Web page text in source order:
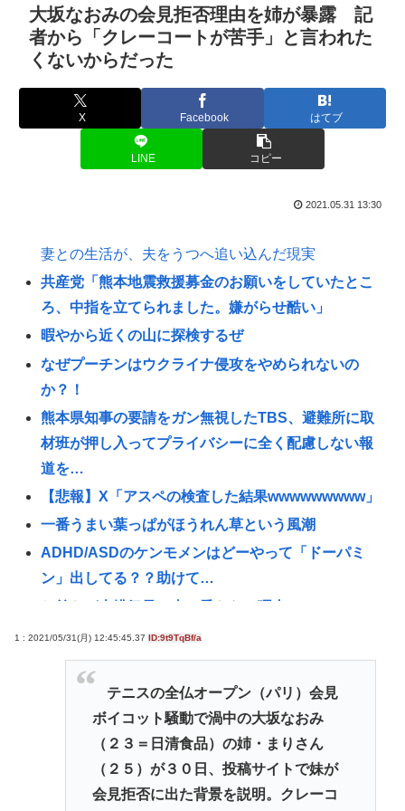
大坂なおみの会見拒否理由を姉が暴露 記
者から「クレーコートが苦手」と言われた
くないからだった
X Facebook はてブ
LINE コピー
2021.05.31 13:30
妻との生活が、夫をうつへ追い込んだ現実
共産党「熊本地震救援募金のお願いをしていたとこ
ろ、中指を立てられました。嫌がらせ酷い」
暇やから近くの山に探検するぜ
なぜプーチンはウクライナ侵攻をやめられないの
か？！
熊本県知事の要請をガン無視したTBS、避難所に取
材班が押し入ってプライバシーに全く配慮しない報
道を…
【悲報】X「アスペの検査した結果wwwwwwwww」
一番うまい葉っぱがほうれん草という風潮
ADHD/ASDのケンモメンはどーやって「ドーパミ
ン」出してる？？助けて…
ロシア外務省報道官、平和宣言を非難「広島市長は
『偽りの呪文』を繰り返している」
【高市】トランプ「イランが核入手したら2分でイタ
リア滅亡させられるんだよ？」メローニ「でも核兵
器実戦で使ったのお前らだけだろ」
みいちゃんと山田さんって何で急に叩かれだした
1 : 2021/05/31(月) 12:45:45.37 ID:9t9TqBf/a
テニスの全仏オープン（パリ）会見
ボイコット騒動で渦中の大坂なおみ
（２３＝日清食品）の姉・まりさん
（２５）が３０日、投稿サイトで妹が
会見拒否に出た背景を説明。クレーコ